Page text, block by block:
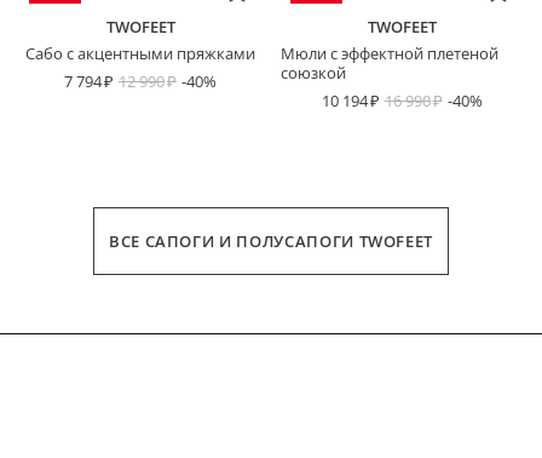
TWOFEET
Сабо с акцентными пряжками
7 794
12 990 -40%
TWOFEET
Мюли с эффектной плетеной
союзкой
10 194
16 990 -40%
ВСЕ САПОГИ И ПОЛУСАПОГИ TWOFEET